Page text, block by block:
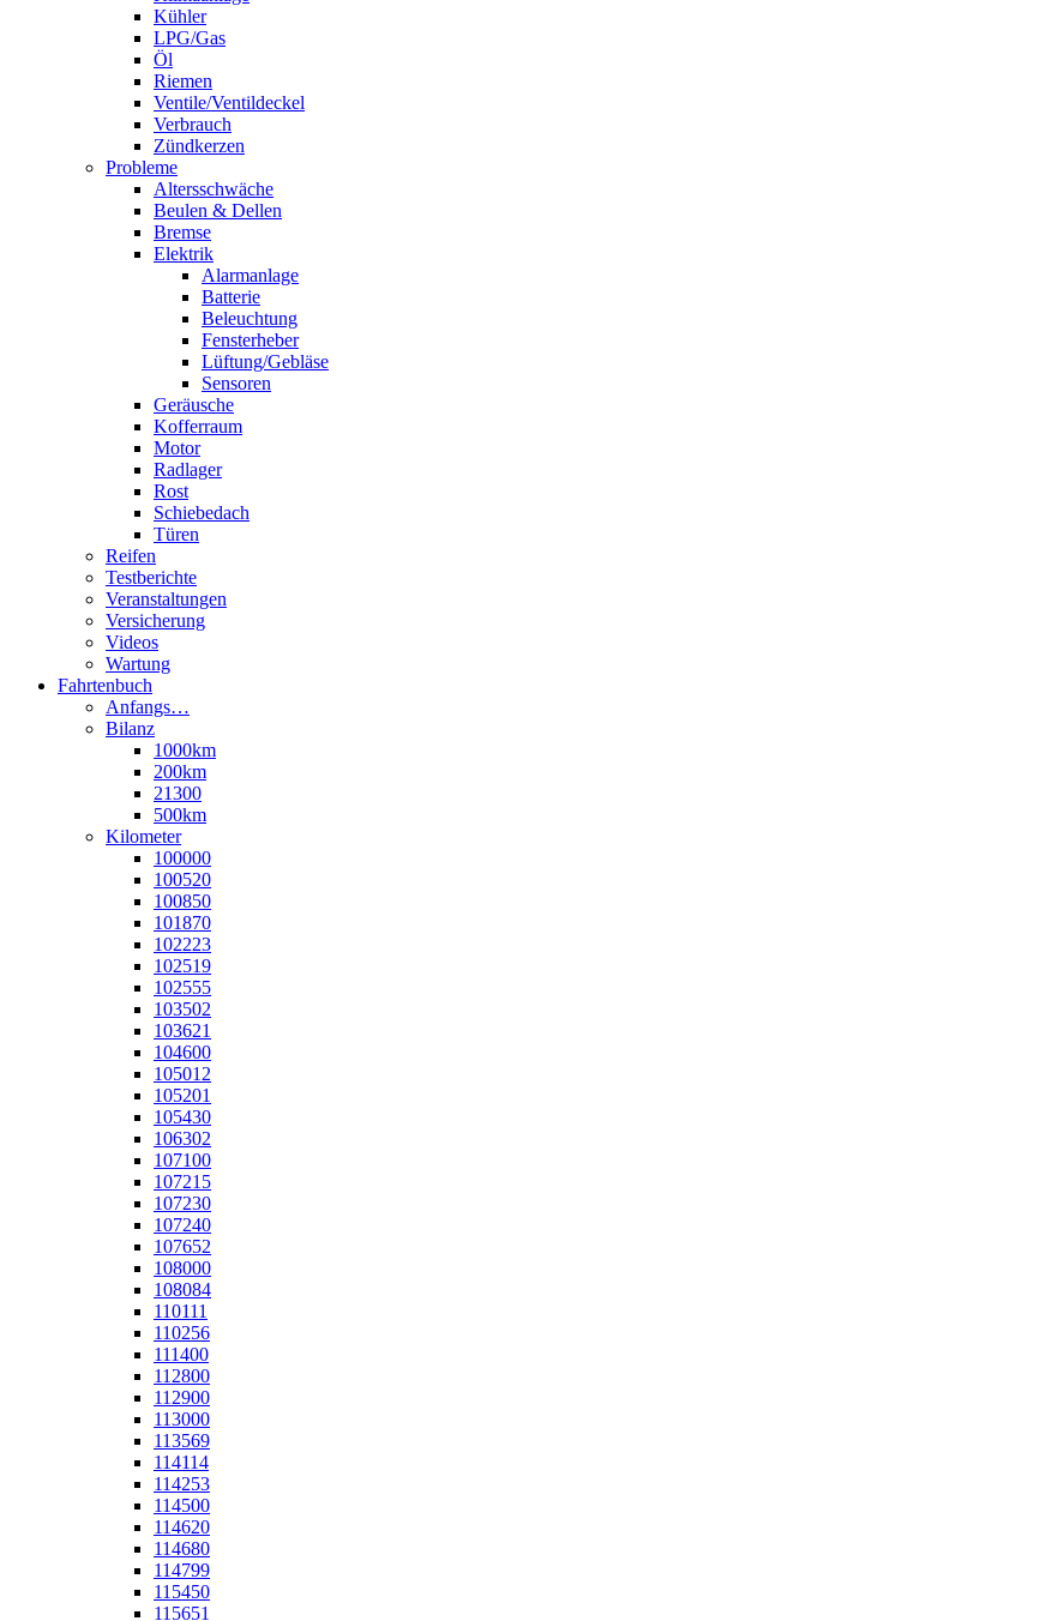
Kühler
LPG/Gas
Öl
Riemen
Ventile/Ventildeckel
Verbrauch
Zündkerzen
Probleme
Altersschwäche
Beulen & Dellen
Bremse
Elektrik
Alarmanlage
Batterie
Beleuchtung
Fensterheber
Lüftung/Gebläse
Sensoren
Geräusche
Kofferraum
Motor
Radlager
Rost
Schiebedach
Türen
Reifen
Testberichte
Veranstaltungen
Versicherung
Videos
Wartung
Fahrtenbuch
Anfangs…
Bilanz
1000km
200km
21300
500km
Kilometer
100000
100520
100850
101870
102223
102519
102555
103502
103621
104600
105012
105201
105430
106302
107100
107215
107230
107240
107652
108000
108084
110111
110256
111400
112800
112900
113000
113569
114114
114253
114500
114620
114680
114799
115450
115651